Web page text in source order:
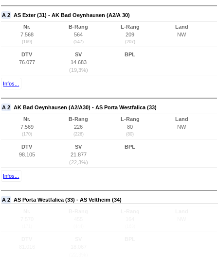
A 2 AS Exter (31) - AK Bad Oeynhausen (A2/A 30)
Nr.
7.568
(169)
B-Rang
564
(547)
L-Rang
209
(207)
Land
NW
DTV
76.077
SV
14.683
(19,3%)
BPL
Infos...
A 2 AK Bad Oeynhausen (A2/A30) - AS Porta Westfalica (33)
Nr.
7.569
(170)
B-Rang
226
(226)
L-Rang
80
(80)
Land
NW
DTV
98.105
SV
21.877
(22,3%)
BPL
Infos...
A 2 AS Porta Westfalica (33) - AS Veltheim (34)